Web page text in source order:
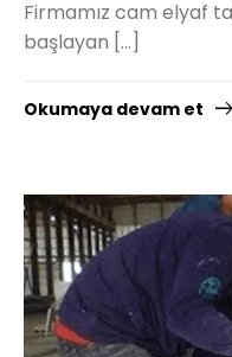
Firmamız cam elyaf
başlayan […]
Okumaya devam et